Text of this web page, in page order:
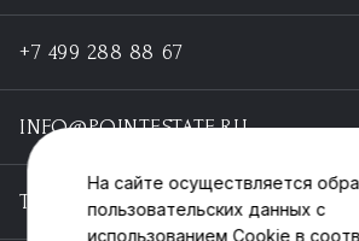
+7 499 288 88 67
INFO@POINTESTATE.RU
TELEGRAM
На сайте осуществляется
пользовательских данных с
использованием Cookie в